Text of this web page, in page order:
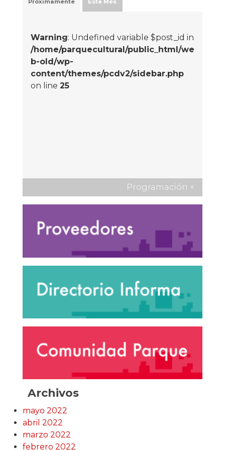
Próximamente Este Mes
Warning: Undefined variable $post_id in
/home/parquecultural/public_html/we
b-old/wp-
content/themes/pcdv2/sidebar.php
on line 25
Programación +
Archivos
mayo 2022
abril 2022
marzo 2022
febrero 2022